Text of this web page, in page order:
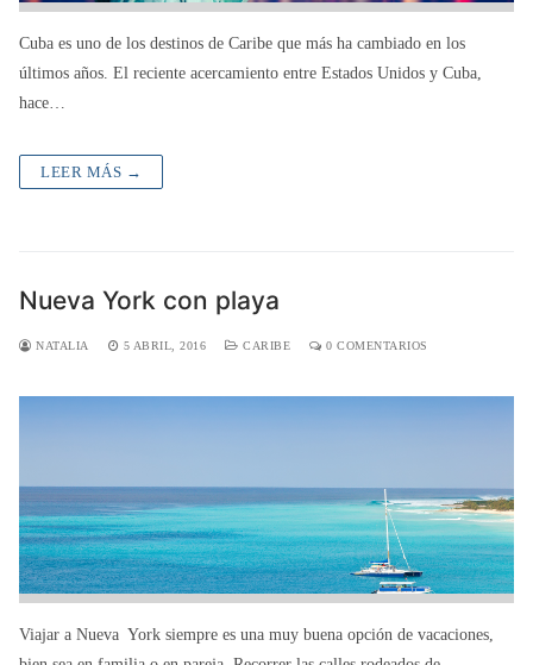
Cuba es uno de los destinos de Caribe que más ha cambiado en los
últimos años. El reciente acercamiento entre Estados Unidos y Cuba,
hace…
LEER MÁS →
Nueva York con playa
NATALIA 5 ABRIL, 2016 CARIBE 0 COMENTARIOS
Viajar a Nueva York siempre es una muy buena opción de vacaciones,